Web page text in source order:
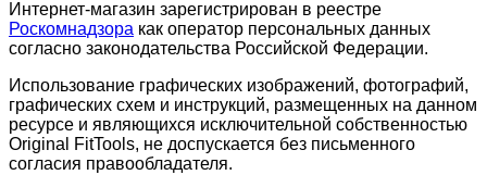
Интернет-магазин зарегистрирован в реестре
Роскомнадзора как оператор персональных данных
согласно законодательства Российской Федерации.
Использование графических изображений, фотографий,
графических схем и инструкций, размещенных на данном
ресурсе и являющихся исключительной собственностью
Original FitTools, не доспускается без письменного
согласия правообладателя.